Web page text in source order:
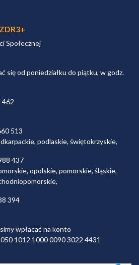
Społecznej
się od poniedziałku do piątku, w godz.
462
513
podlaskie, świętokrzyskie,
437
opolskie, pomorskie, śląskie,
394
wpłacać na konto
1012 1000 0090 3022 4431